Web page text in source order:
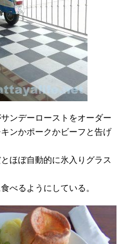
ンデーローストをオーダー
ンかポークかビーフと告げ
ほぼ自動的に氷入りグラス
べるようにしている。